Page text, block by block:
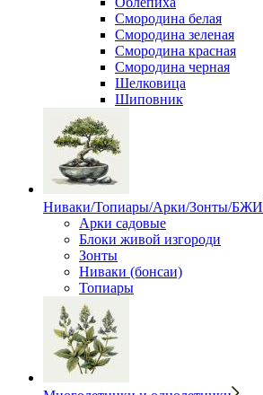
Смородина белая
Смородина зеленая
Смородина красная
Смородина черная
Шелковица
Шиповник
Ниваки/Топиары/Арки/Зонты/БЖИ
Арки садовые
Блоки живой изгороди
Зонты
Ниваки (бонсаи)
Топиары